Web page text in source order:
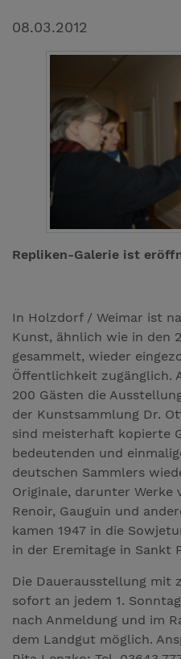
08.03.2012
Repliken-Galerie ist
In Holzdorf / Weimar ist
Kunst, ähnlich wie in den
gesammelt, wieder
Öffentlichkeit zugänglich.
200 Gästen die
der Kunstsammlung Dr.
sind meisterhaft kopierte
bedeutenden und
deutschen Sammlers
Originale, darunter Werke
Renoir, Gauguin und
kamen 1947 in die
in der Eremitage in Sankt
Die Dauerausstellung mit
sofort an jedem 1.
nach Anmeldung und im
dem Landgut möglich.